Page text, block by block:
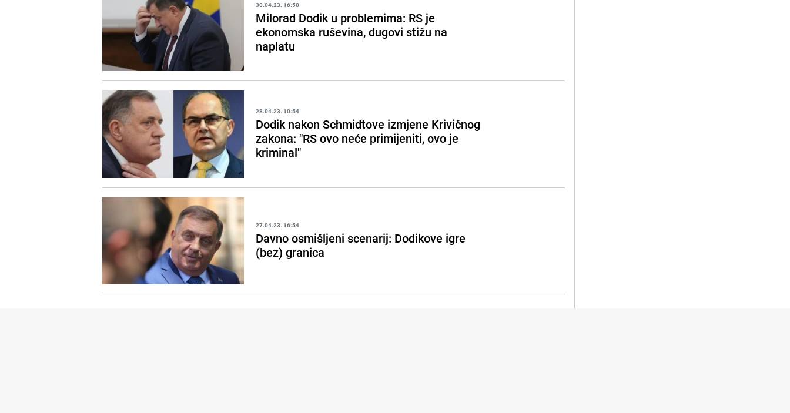
30.04.23. 16:50
Milorad Dodik u problemima: RS je
ekonomska ruševina, dugovi stižu na
naplatu
28.04.23. 10:54
Dodik nakon Schmidtove izmjene Krivičnog
zakona: "RS ovo neće primijeniti, ovo je
kriminal"
27.04.23. 16:54
Davno osmišljeni scenarij: Dodikove igre
(bez) granica